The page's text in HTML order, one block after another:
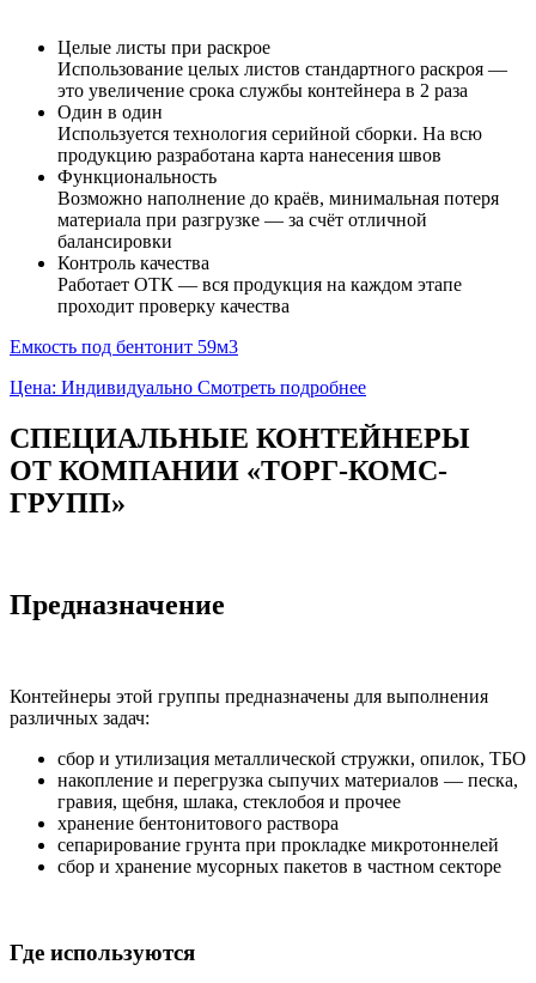
Целые листы при раскрое
Использование целых листов стандартного раскроя —
это увеличение срока службы контейнера в 2 раза
Один в один
Используется технология серийной сборки. На всю
продукцию разработана карта нанесения швов
Функциональность
Возможно наполнение до краёв, минимальная потеря
материала при разгрузке — за счёт отличной
балансировки
Контроль качества
Работает ОТК — вся продукция на каждом этапе
проходит проверку качества
Емкость под бентонит 59м3
Цена: Индивидуально Смотреть подробнее
СПЕЦИАЛЬНЫЕ КОНТЕЙНЕРЫ
ОТ КОМПАНИИ «ТОРГ-КОМС-
ГРУПП»
Предназначение
Контейнеры этой группы предназначены для выполнения
различных задач:
сбор и утилизация металлической стружки, опилок, ТБО
накопление и перегрузка сыпучих материалов — песка,
гравия, щебня, шлака, стеклобоя и прочее
хранение бентонитового раствора
сепарирование грунта при прокладке микротоннелей
сбор и хранение мусорных пакетов в частном секторе
Где используются